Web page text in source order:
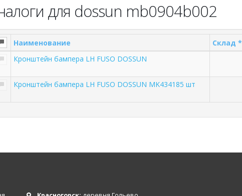
для dossun mb0904b002
Наименование Склад *
Кронштейн бампера LH FUSO DOSSUN
Кронштейн бампера LH FUSO DOSSUN MK434185 шт